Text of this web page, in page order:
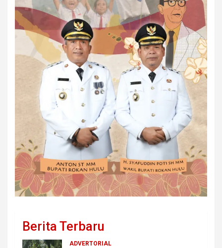
Berita Terbaru
ADVERTORIAL